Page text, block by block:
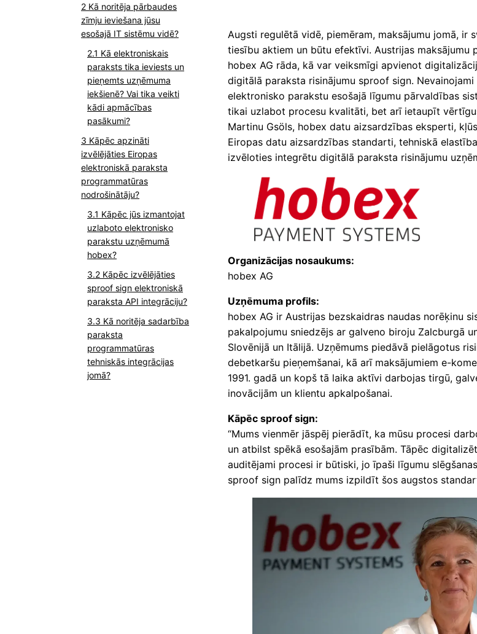
Kā noritēja pārbaudes
zīmju ieviešana jūsu
esošajā IT sistēmu vidē?
Kā elektroniskais
paraksts tika ieviests un
pieņemts uzņēmuma
iekšienē? Vai tika veikti
kādi apmācības
pasākumi?
Kāpēc apzināti
izvēlējāties Eiropas
elektroniskā paraksta
programmatūras
nodrošinātāju?
Kāpēc jūs izmantojat
uzlaboto elektronisko
parakstu uzņēmumā
hobex?
Kāpēc izvēlējāties
sproof sign elektroniskā
paraksta API integrāciju?
Kā noritēja sadarbība
paraksta
programmatūras
tehniskās integrācijas
jomā?
Augsti regulētā vidē, piemēram, maksājumu jomā, ir
tiesību aktiem un būtu efektīvi. Austrijas maksājumu
hobex AG rāda, kā var veiksmīgi apvienot
digitālā paraksta risinājumu sproof sign.
elektronisko parakstu esošajā līgumu pārvaldības
tikai uzlabot procesu kvalitāti, bet arī ietaupīt
Martinu Gsöls, hobex datu aizsardzības eksperti,
Eiropas datu aizsardzības standarti, tehniskā
izvēloties integrētu digitālā paraksta risinājumu
Organizācijas nosaukums:
hobex AG
Uzņēmuma profils:
hobex AG ir Austrijas bezskaidras naudas norēķinu
pakalpojumu sniedzējs ar galveno biroju Zalcburgā
Slovēnijā un Itālijā. Uzņēmums piedāvā pielāgotus
debetkaršu pieņemšanai, kā arī maksājumiem e-
1991. gadā un kopš tā laika aktīvi darbojas tirgū,
inovācijām un klientu apkalpošanai.
Kāpēc sproof sign:
“Mums vienmēr jāspēj pierādīt, ka mūsu procesi
un atbilst spēkā esošajām prasībām. Tāpēc
auditējami procesi ir būtiski, jo īpaši līgumu
sproof sign palīdz mums izpildīt šos augstos